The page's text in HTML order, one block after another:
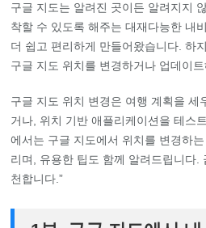
구글 지도는 알려진 곳이든 알려지지
착할 수 있도록 해주는 대재다능한 내
더 쉽고 편리하게 만들어왔습니다. 하
구글 지도 위치를 변경하거나 업데이트
구글 지도 위치 변경은 여행 계획을 세
거나, 위치 기반 애플리케이션을 테스
에서는 구글 지도에서 위치를 변경하
리며, 유용한 팁도 함께 알려드립니다.
천합니다.”